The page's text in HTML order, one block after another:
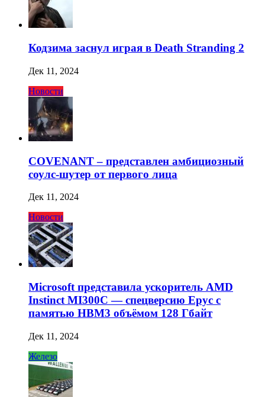
Кодзима заснул играя в Death Stranding 2
Дек 11, 2024
Новости
COVENANT – представлен амбициозный
соулс-шутер от первого лица
Дек 11, 2024
Новости
Microsoft представила ускоритель AMD
Instinct MI300C — спецверсию Epyc с
памятью HBM3 объёмом 128 Гбайт
Дек 11, 2024
Железо